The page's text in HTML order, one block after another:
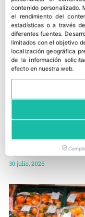
Un nuevo estudio de
Fyffes en Irlanda
30 julio, 2026
contenido personalizado.
el rendimiento del
estadísticas o a través
diferentes fuentes.
limitados con el objetivo
localización geográfica
de la información
efecto en nuestra web.